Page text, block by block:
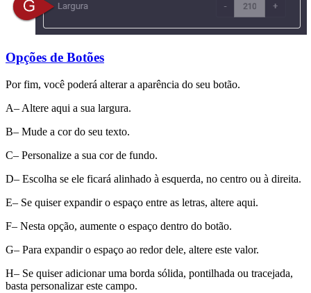
Opções de Botões
Por fim, você poderá alterar a aparência do seu botão.
A– Altere aqui a sua largura.
B– Mude a cor do seu texto.
C– Personalize a sua cor de fundo.
D– Escolha se ele ficará alinhado à esquerda, no centro ou à direita.
E– Se quiser expandir o espaço entre as letras, altere aqui.
F– Nesta opção, aumente o espaço dentro do botão.
G– Para expandir o espaço ao redor dele, altere este valor.
H– Se quiser adicionar uma borda sólida, pontilhada ou tracejada,
basta personalizar este campo.